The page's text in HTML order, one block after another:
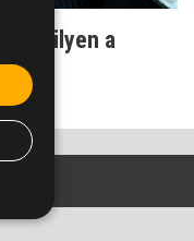
- ilyen a